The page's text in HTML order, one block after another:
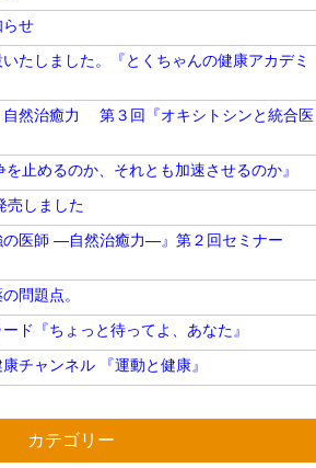
らせ
たしました。『とくちゃんの健康アカデミ
然治癒力 第３回『オキシトシンと統合医
止めるのか、それとも加速させるのか』
売しました
の医師 ―自然治癒力―』第２回セミナー
問題点。
ド『ちょっと待ってよ、あなた』
チャンネル 『運動と健康』
カテゴリー